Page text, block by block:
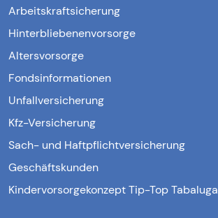
Arbeitskraftsicherung
Hinterbliebenenvorsorge
Altersvorsorge
Fondsinformationen
Unfallversicherung
Kfz-Versicherung
Sach- und Haftpflichtversicherung
Geschäftskunden
Kindervorsorgekonzept Tip-Top Tabaluga